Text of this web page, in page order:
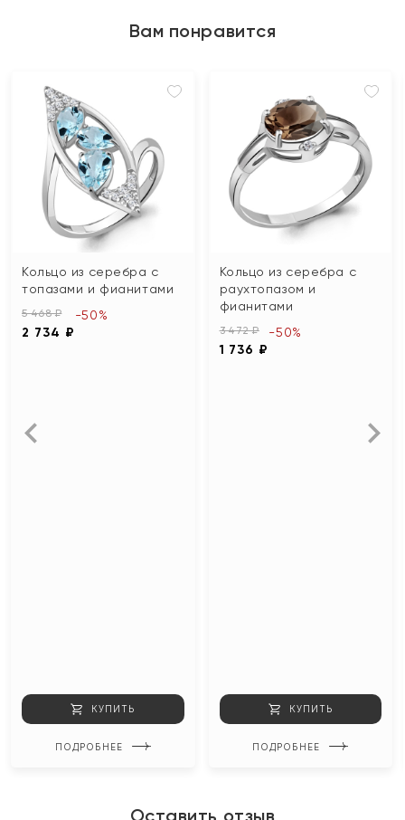
Вам понравится
Кольцо из серебра с
топазами и фианитами
5 468 ₽
2 734 ₽
-50%
КУПИТЬ
ПОДРОБНЕЕ
Кольцо из серебра с
раухтопазом и
фианитами
3 472 ₽
1 736 ₽
-50%
КУПИТЬ
ПОДРОБНЕЕ
Оставить отзыв